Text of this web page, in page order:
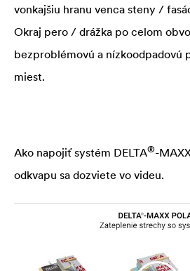
vonkajšiu hranu venca steny /
Okraj pero / drážka po celom
bezproblémovú a nízkoodpadovú
miest.
Ako napojiť systém DELTA®-
odkvapu sa dozviete vo videu.